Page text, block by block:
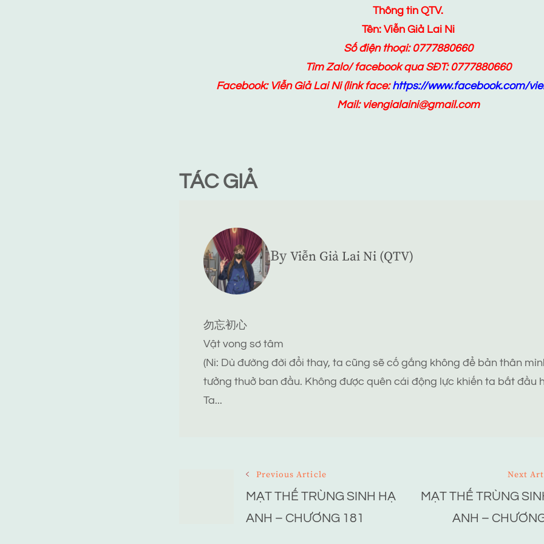
Thông tin QTV.
Tên: Viễn Giả Lai Ni
Số điện thoại: 0777880660
Tìm Zalo/ facebook qua SĐT: 0777880660
Facebook: Viễn Giả Lai Ni(link face:https://www.facebook.com/
Mail: viengialaini@gmail.com
TÁC GIẢ
By Viễn Giả Lai Ni (QTV)
勿忘初心
Vật vong sơ tâm
(Ni: Dù đường đời đổi thay, ta cũng sẽ cố gắng không để bản thân
tưởng thuở ban đầu. Không được quên cái động lực khiến ta bắt đầu
Ta...
Navigation
Previous Article
MẠT THẾ TRÙNG SINH HẠ
ANH – CHƯƠNG 181
Next
MẠT THẾ TRÙNG
ANH –